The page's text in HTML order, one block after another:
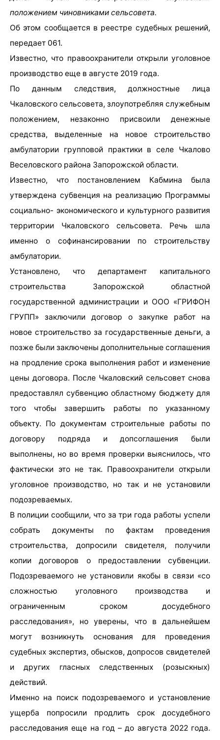
положением чиновниками сельсовета.
Об этом сообщается в реестре судебных решений,
передает 061.
Известно, что правоохранители открыли уголовное
производство еще в августе 2019 года.
По данным следствия, должностные лица
Чкаловского сельсовета, злоупотребляя служебным
положением, незаконно присвоили денежные
средства, выделенные на новое строительство
амбулатории групповой практики в селе Чкалово
Веселовского района Запорожской области.
Известно, что постановлением Кабмина была
утверждена субвенция на реализацию Программы
социально- экономического и культурного развития
территории Чкаловского сельсовета. Речь шла
именно о софинансировании по строительству
амбулатории.
Установлено, что департамент капитального
строительства Запорожской областной
государственной администрации и ООО «ГРИФОН
ГРУПП» заключили договор о закупке работ на
новое строительство за государственные деньги, а
позже были заключены дополнительные соглашения
на продление срока выполнения работ и изменение
цены договора. После Чкаловский сельсовет снова
предоставлял субвенцию областному бюджету для
того чтобы завершить работы по указанному
объекту. По документам строительные работы по
договору подряда и допсоглашения были
выполнены, но во время проверки выяснилось, что
фактически это не так. Правоохранители открыли
уголовное производство, но так и не установили
подозреваемых.
В полиции сообщили, что за три года работы успели
собрать документы по фактам проведения
строительства, допросили свидетеля, получили
копии договоров о предоставлении субвенции.
Подозреваемого не установили якобы в связи «со
сложностью уголовного производства и
ограниченным сроком досудебного
расследования», но уверены, что в дальнейшем
могут возникнуть основания для проведения
судебных экспертиз, обысков, допросов свидетелей
и других гласных следственных (розыскных)
действий.
Именно на поиск подозреваемого и установление
ущерба попросили продлить срок досудебного
расследования еще на год – до августа 2022 года.